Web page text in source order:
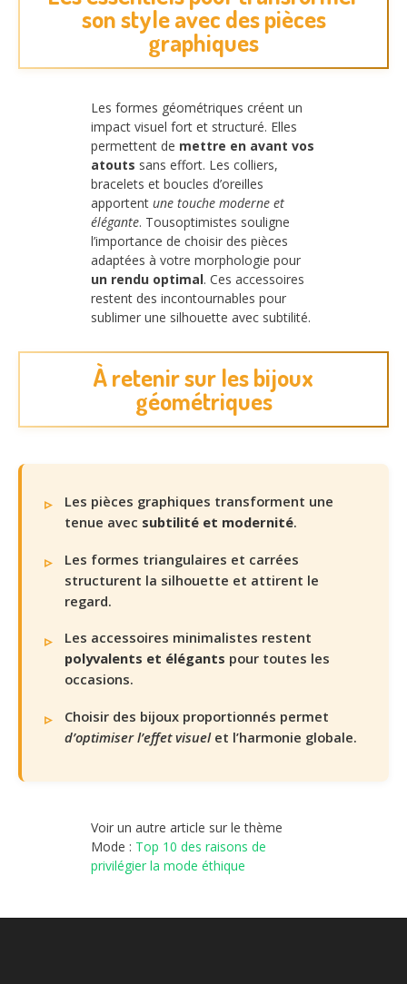
son style avec des pièces
graphiques
Les formes géométriques créent un
impact visuel fort et structuré. Elles
permettent de mettre en avant vos
atouts sans effort. Les colliers,
bracelets et boucles d’oreilles
apportent une touche moderne et
élégante. Tousoptimistes souligne
l’importance de choisir des pièces
adaptées à votre morphologie pour
un rendu optimal. Ces accessoires
restent des incontournables pour
sublimer une silhouette avec subtilité.
À retenir sur les bijoux
géométriques
Les pièces graphiques transforment une
tenue avec subtilité et modernité.
Les formes triangulaires et carrées
structurent la silhouette et attirent le
regard.
Les accessoires minimalistes restent
polyvalents et élégants pour toutes les
occasions.
Choisir des bijoux proportionnés permet
d’optimiser l’effet visuelet l’harmonie globale.
Voir un autre article sur le thème
Mode : Top 10 des raisons de
privilégier la mode éthique